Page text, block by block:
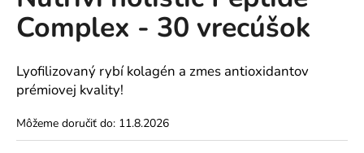
0,0
z
hviezdičiek.
Complex - 30 vrecúšok
Lyofilizovaný rybí kolagén a zmes antioxidantov
prémiovej kvality!
Môžeme doručiť do: 11.8.2026
á
j
s
ť
?